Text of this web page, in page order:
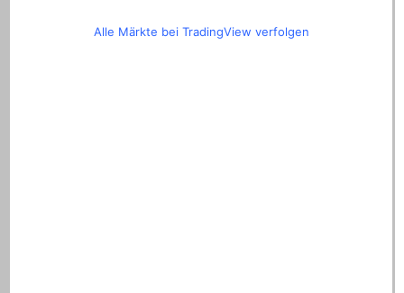
Alle Märkte bei TradingView verfolgen